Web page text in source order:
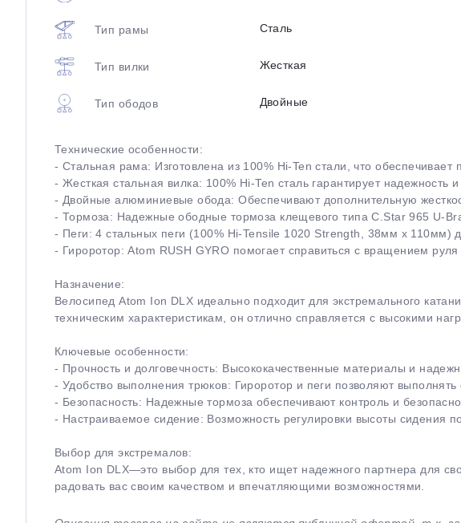
Тип рамы Сталь
Тип вилки Жесткая
Тип ободов Двойные
Технические особенности:
- Стальная рама: Изготовлена из 100% Hi-Ten стали, что обеспечивает
- Жесткая стальная вилка: 100% Hi-Ten сталь гарантирует надежность
- Двойные алюминиевые обода: Обеспечивают дополнительную
- Тормоза: Надежные ободные тормоза клещевого типа C.Star 965 U-
- Пеги: 4 стальных пеги (100% Hi-Tensile 1020 Strength, 38мм x 110мм)
- Гироротор: Atom RUSH GYRO помогает справиться с вращением
Назначение:
Велосипед Atom Ion DLX идеально подходит для экстремального
техническим характеристикам, он отлично справляется с высокими
Ключевые особенности:
- Прочность и долговечность: Высококачественные материалы и
- Удобство выполнения трюков: Гироротор и пеги позволяют
- Безопасность: Надежные тормоза обеспечивают контроль и
- Настраиваемое сидение: Возможность регулировки высоты сидения
Выбор для экстремалов:
Atom Ion DLX—это выбор для тех, кто ищет надежного партнера для
радовать вас своим качеством и впечатляющими возможностями.